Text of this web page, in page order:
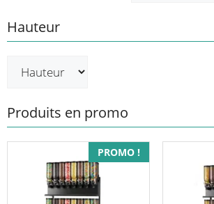
Hauteur
Produits en promo
PROMO !